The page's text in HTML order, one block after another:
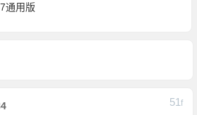
通用版
51F